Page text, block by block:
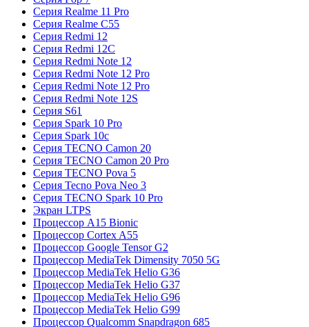
Серия Realme 11 Pro
Серия Realme C55
Серия Redmi 12
Серия Redmi 12C
Серия Redmi Note 12
Серия Redmi Note 12 Pro
Серия Redmi Note 12 Pro
Серия Redmi Note 12S
Серия S61
Серия Spark 10 Pro
Серия Spark 10c
Серия TECNO Camon 20
Серия TECNO Camon 20 Pro
Серия TECNO Pova 5
Серия Tecno Pova Neo 3
Серия TECNO Spark 10 Pro
Экран LTPS
Процессор A15 Bionic
Процессор Cortex A55
Процессор Google Tensor G2
Процессор MediaTek Dimensity 7050 5G
Процессор MediaTek Helio G36
Процессор MediaTek Helio G37
Процессор MediaTek Helio G96
Процессор MediaTek Helio G99
Процессор Qualcomm Snapdragon 685